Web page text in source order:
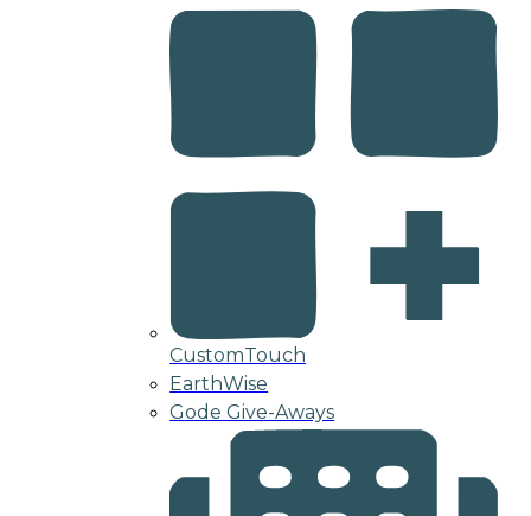
CustomTouch
EarthWise
Gode Give-Aways